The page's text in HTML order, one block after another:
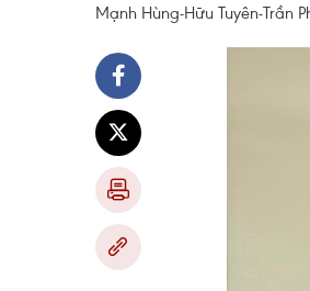
Mạnh Hùng-Hữu Tuyên-Trần